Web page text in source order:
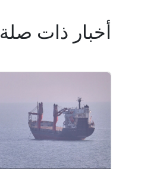
أخبار ذات صلة